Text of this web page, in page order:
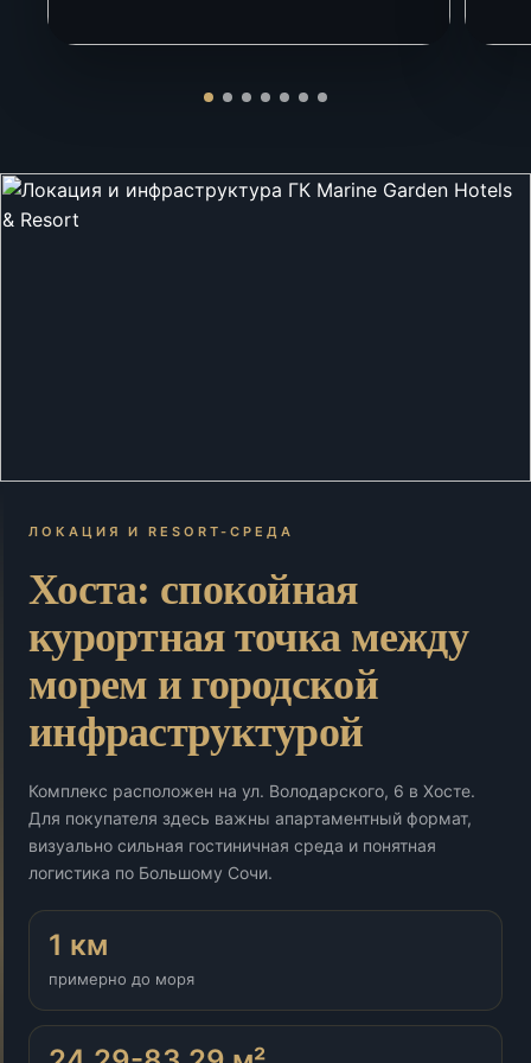
ЛОКАЦИЯ И RESORT-СРЕДА
Хоста: спокойная
курортная точка между
морем и городской
инфраструктурой
Комплекс расположен на ул. Володарского, 6 в Хосте.
Для покупателя здесь важны апартаментный формат,
визуально сильная гостиничная среда и понятная
логистика по Большому Сочи.
1 км
примерно до моря